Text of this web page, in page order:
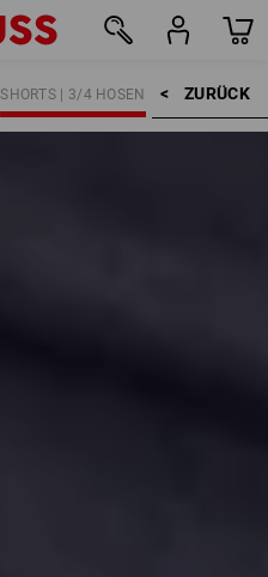
ZURÜCK    >
SHORTS | 3/4 HOSEN